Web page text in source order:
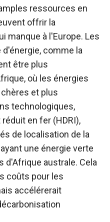
ressources en
offrir la
manque à l'Europe. Les
comme la
être plus
où les énergies
et plus
technologiques,
en fer (HDRI),
de localisation de la
une énergie verte
australe. Cela
coûts pour les
accélérerait